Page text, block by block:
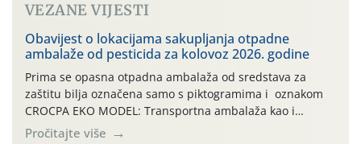
VEZANE VIJESTI
Obavijest o lokacijama sakupljanja otpadne
ambalaže od pesticida za kolovoz 2026. godine
Prima se opasna otpadna ambalaža od sredstava za
zaštitu bilja označena samo s piktogramima i oznakom
CROCPA EKO MODEL: Transportna ambalaža kao i
ambalaža drugih proizvoda koji nisu sredstva za zaštitu
Pročitajte više